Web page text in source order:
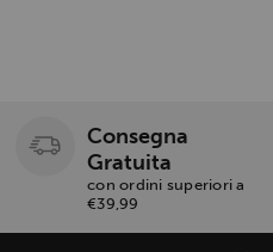
Consegna
Gratuita
con ordini superiori a
€39,99